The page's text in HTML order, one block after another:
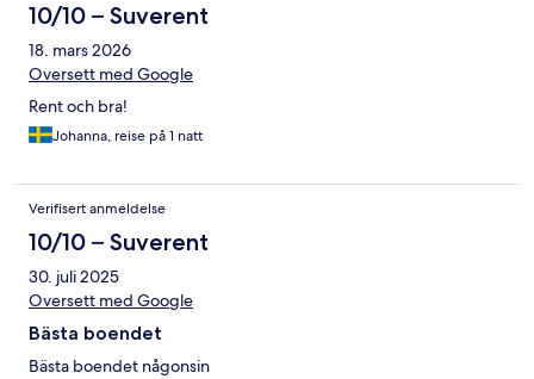
10/10 – Suverent
18. mars 2026
Oversett med Google
Rent och bra!
Johanna, reise på 1 natt
Verifisert anmeldelse
10/10 – Suverent
30. juli 2025
Oversett med Google
Bästa boendet
Bästa boendet någonsin